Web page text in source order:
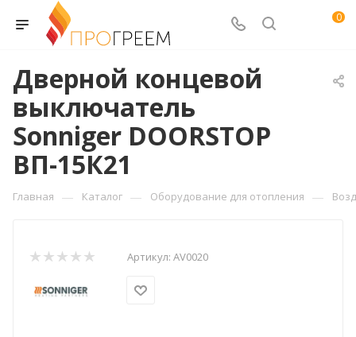
0
Дверной концевой
выключатель
Sonniger DOORSTOP
ВП-15К21
Главная — Каталог — Оборудование для отопления —
Артикул: AV0020